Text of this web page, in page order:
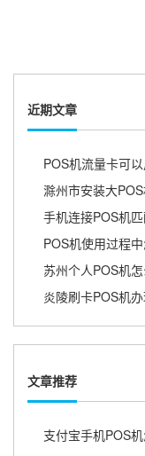
近期文章
POS机流量卡可
滁州市安装大
POS机使用过程
苏州个人POS机
炎陵刷卡POS机
文章推荐
支付宝手机POS